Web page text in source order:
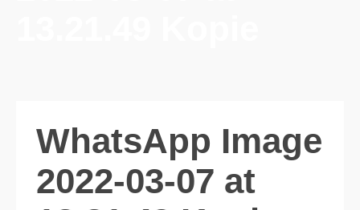
WhatsApp Image
2022-03-07 at